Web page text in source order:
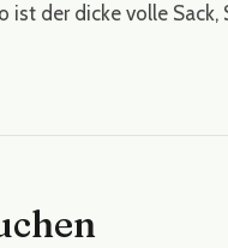
der dicke volle Sack,